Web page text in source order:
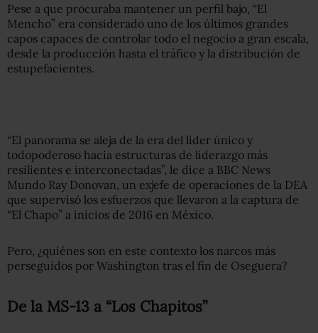
Pese a que procuraba mantener un perfil bajo, “El
Mencho” era considerado uno de los últimos grandes
capos capaces de controlar todo el negocio a gran escala,
desde la producción hasta el tráfico y la distribución de
estupefacientes.
“El panorama se aleja de la era del líder único y
todopoderoso hacia estructuras de liderazgo más
resilientes e interconectadas”, le dice a BBC News
Mundo Ray Donovan, un exjefe de operaciones de la DEA
que supervisó los esfuerzos que llevaron a la captura de
“El Chapo” a inicios de 2016 en México.
Pero, ¿quiénes son en este contexto los narcos más
perseguidos por Washington tras el fin de Oseguera?
De la MS-13 a “Los Chapitos”